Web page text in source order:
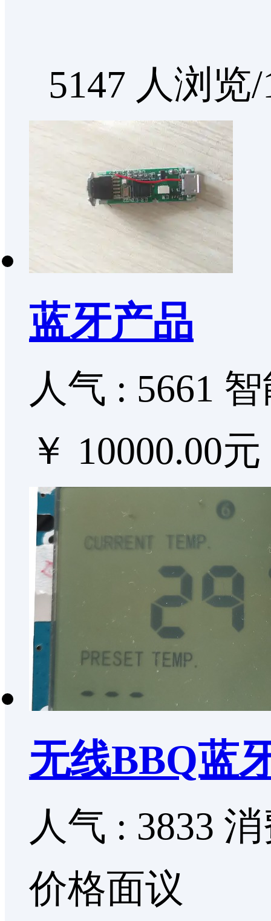
5147 人浏览/
蓝牙产品
人气 : 5661
￥ 10000.00元
无线BBQ蓝
人气 : 3833
价格面议